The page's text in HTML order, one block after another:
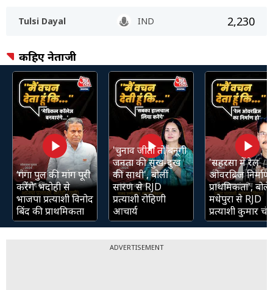
Tulsi Dayal IND 2,230
कहिए नेताजी
‘गंगा पुल की मांग पूरी
करेंगे’ भदोही से
भाजपा प्रत्याशी विनोद
बिंद की प्राथमिकता
'चुनाव जीती तो बनूंगी
जनता की सुख-दुख
की साथी', बोलीं
सारण से RJD
प्रत्याशी रोहिणी
आचार्य
'सहरसा में रेल
ओवरब्रिज निर्माण
प्राथमिकता', बोले
मधेपुरा से RJD
प्रत्याशी कुमार
ADVERTISEMENT